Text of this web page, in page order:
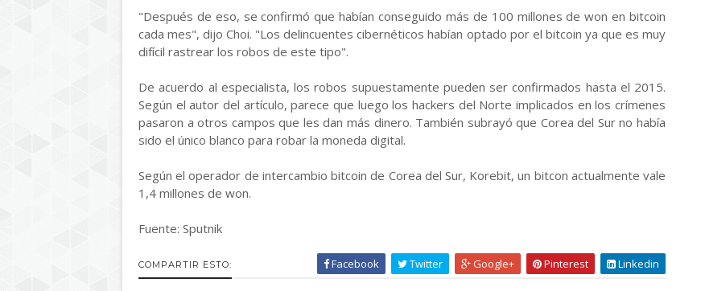
"Después de eso, se confirmó que habían conseguido más de 100 millones de won en bitcoin
cada mes", dijo Choi. "Los delincuentes cibernéticos habían optado por el bitcoin ya que es muy
difícil rastrear los robos de este tipo".
De acuerdo al especialista, los robos supuestamente pueden ser confirmados hasta el 2015.
Según el autor del artículo, parece que luego los hackers del Norte implicados en los crímenes
pasaron a otros campos que les dan más dinero. También subrayó que Corea del Sur no había
sido el único blanco para robar la moneda digital.
Según el operador de intercambio bitcoin de Corea del Sur, Korebit, un bitcon actualmente vale
1,4 millones de won.
Fuente: Sputnik
COMPARTIR ESTO: Facebook Twitter Google+ Pinterest Linkedin